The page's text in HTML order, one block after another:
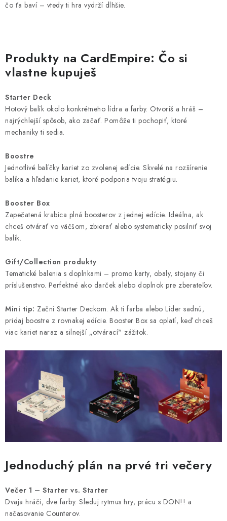
čo ťa baví – vtedy ti hra vydrží dlhšie.
Produkty na CardEmpire: Čo si
vlastne kupuješ
Starter Deck
Hotový balík okolo konkrétneho lídra a farby. Otvoríš a hráš –
najrýchlejší spôsob, ako začať. Pomôže ti pochopiť, ktoré
mechaniky ti sedia.
Boostre
Jednotlivé balíčky kariet zo zvolenej edície. Skvelé na rozšírenie
balíka a hľadanie kariet, ktoré podporia tvoju stratégiu.
Booster Box
Zapečatená krabica plná boosterov z jednej edície. Ideálna, ak
chceš otvárať vo väčšom, zbierať alebo systematicky posilniť svoj
balík.
Gift/Collection produkty
Tematické balenia s doplnkami – promo karty, obaly, stojany či
príslušenstvo. Perfektné ako darček alebo doplnok pre zberateľov.
Mini tip: Začni Starter Deckom. Ak ti farba alebo Líder sadnú,
pridaj boostre z rovnakej edície. Booster Box sa oplatí, keď chceš
viac kariet naraz a silnejší „otvárací“ zážitok.
Jednoduchý plán na prvé tri večery
Večer 1 – Starter vs. Starter
Dvaja hráči, dve farby. Sleduj rytmus hry, prácu s DON!! a
načasovanie Counterov.